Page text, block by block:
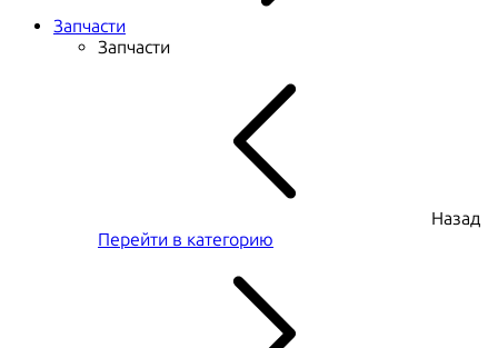
Запчасти
Запчасти
Назад
Перейти в категорию